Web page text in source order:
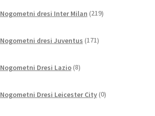
Nogometni dresi Inter Milan 219izdelkov
Nogometni dresi Juventus 171izdelkov
Nogometni Dresi Lazio 8izdelkov
Nogometni Dresi Leicester City 0izdelkov